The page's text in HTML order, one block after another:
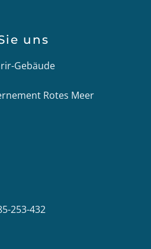
uns
Gebäude
Rotes Meer
253-432